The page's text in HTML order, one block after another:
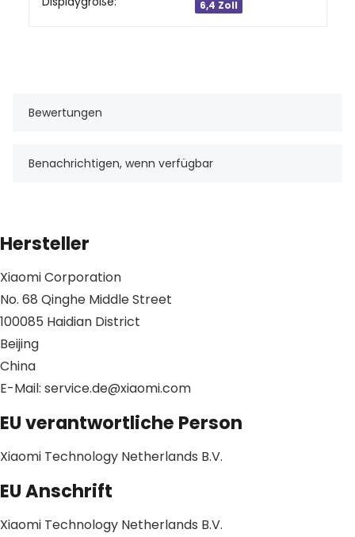
6,4 Zoll
Bewertungen
Benachrichtigen, wenn verfügbar
Hersteller
Xiaomi Corporation
No. 68 Qinghe Middle Street
100085 Haidian District
Beijing
China
E-Mail: service.de@xiaomi.com
EU verantwortliche Person
Xiaomi Technology Netherlands B.V.
EU Anschrift
Xiaomi Technology Netherlands B.V.